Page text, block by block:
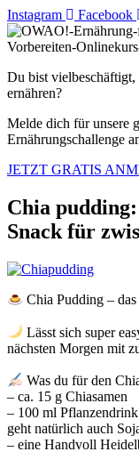
Instagram Facebook
Du bist vielbeschäftigt,
ernähren?
Melde dich für unsere
Ernährungschallenge
JETZT GRATIS
Chia
Snack für
Chia Pudding –
Lässt sich super
nächsten Morgen mit
Was du für den
– ca. 15 g Chiasamen⁣⁣
– 100 ml
geht natürlich auch
– eine Handvoll